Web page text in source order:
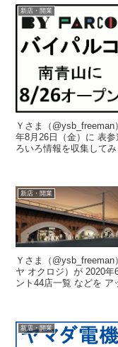
新店・開業
Ｙさま（@ysb_freeman）です。 BY PARCO（バ
年8月26日（金）に 表参
新店・開業
Ｙさま（@ysb_freeman）です。 「日比谷ＯＫＵ
ヤ オクロジ）が 2020年6月下旬
新店・開業